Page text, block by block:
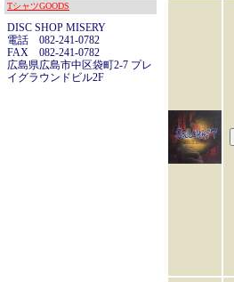
TシャツGOODS
DISC SHOP MISERY
電話 082-241-0782
FAX 082-241-0782
広島県広島市中区袋町2-7 プレ
イグラウンドビル2F